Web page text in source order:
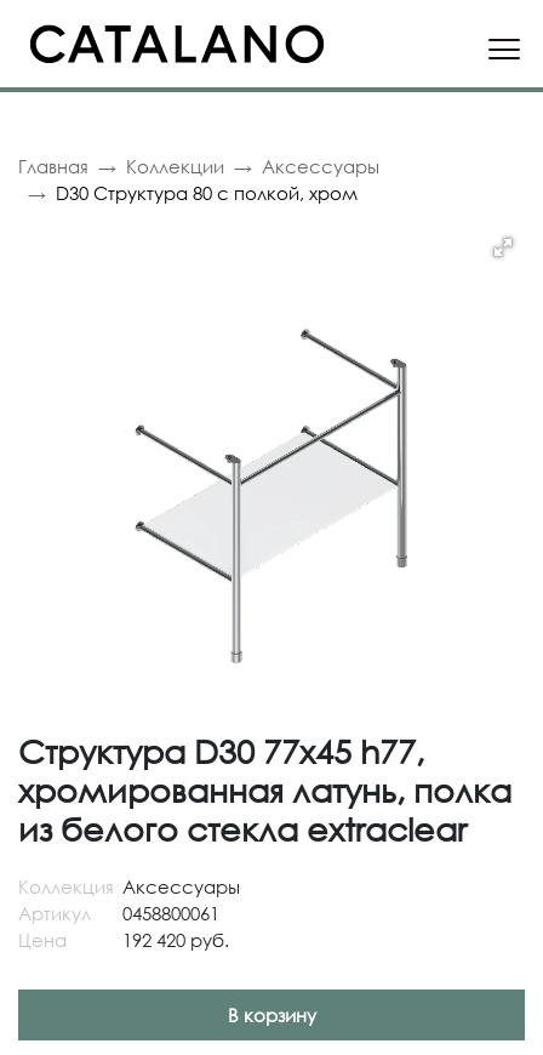
Главная Коллекции
Аксессуары
D30 Структура 80 с полкой, хром
Структура D30 77x45 h77,
хромированная латунь, полка
из белого стекла extraclear
Коллекция Аксессуары
Артикул
0458800061
Цена
192 420 руб.
В корзину